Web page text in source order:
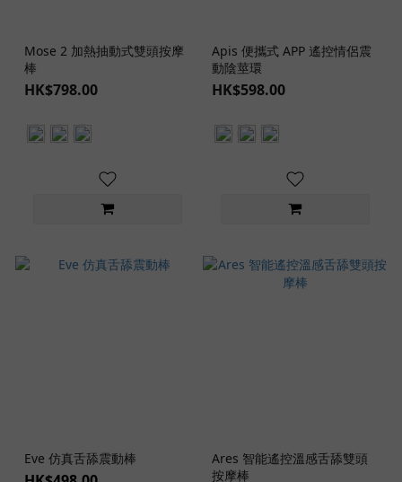
Mose 2 加熱抽動式雙頭按摩
棒
HK$798.00
Apis 便攜式 APP 遙控情侶震
動陰莖環
HK$598.00
Eve 仿真舌舔震動棒
Ares 智能遙控溫感舌舔雙頭
按摩棒